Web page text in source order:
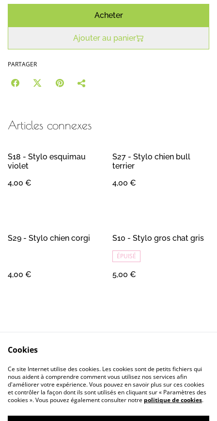
Acheter
Ajouter au panier
PARTAGER
Articles connexes
S18 - Stylo esquimau
violet
4,00 €
S27 - Stylo chien bull
terrier
4,00 €
S29 - Stylo chien corgi
4,00 €
S10 - Stylo gros chat gris
ÉPUISÉ
5,00 €
Contact
Conditions Générales
Confidentialité
Cookie
Cookies
Ce site Internet utilise des cookies. Les cookies sont de petits fichiers qui
nous aident à comprendre comment vous utilisez nos services afin
d'améliorer votre expérience. Vous pouvez en savoir plus sur ces cookies
et contrôler la façon dont ils sont utilisés en cliquant sur « Paramètres des
cookies ». Vous pouvez également consulter notre politique de cookies.